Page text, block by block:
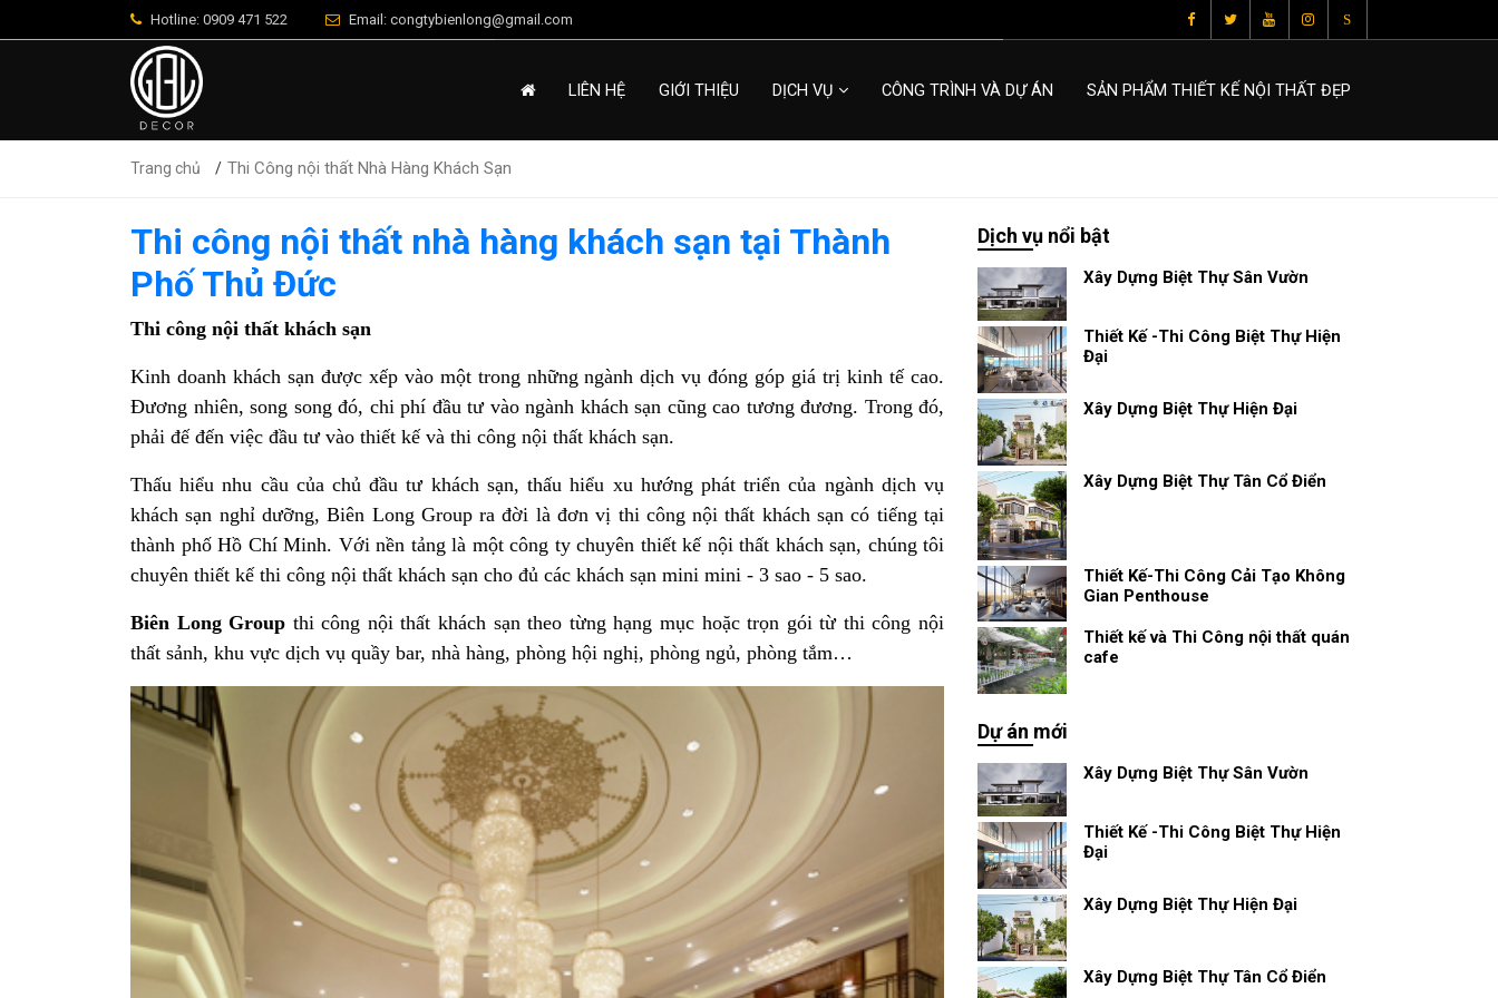
Hotline: 0909 471 522 Email: congtybienlong@gmail.com S
LIÊN HỆ GIỚI THIỆU DỊCH VỤ CÔNG TRÌNH VÀ DỰ ÁN SẢN PHẨM THIẾT KẾ NỘI THẤT ĐẸP
Trang chủ Thi Công nội thất Nhà Hàng Khách Sạn
Thi công nội thất nhà hàng khách sạn tại Thành
Phố Thủ Đức
Thi công nội thất khách sạn
Kinh doanh khách sạn được xếp vào một trong những ngành dịch vụ đóng góp giá trị kinh tế cao.
Đương nhiên, song song đó, chi phí đầu tư vào ngành khách sạn cũng cao tương đương. Trong đó,
phải đế đến việc đầu tư vào thiết kế và thi công nội thất khách sạn.
Thấu hiểu nhu cầu của chủ đầu tư khách sạn, thấu hiểu xu hướng phát triển của ngành dịch vụ
khách sạn nghỉ dưỡng, Biên Long Group ra đời là đơn vị thi công nội thất khách sạn có tiếng tại
thành phố Hồ Chí Minh. Với nền tảng là một công ty chuyên thiết kế nội thất khách sạn, chúng tôi
chuyên thiết kế thi công nội thất khách sạn cho đủ các khách sạn mini mini - 3 sao - 5 sao.
Biên Long Group thi công nội thất khách sạn theo từng hạng mục hoặc trọn gói từ thi công nội
thất sảnh, khu vực dịch vụ quầy bar, nhà hàng, phòng hội nghị, phòng ngủ, phòng tắm…
Dịch vụ nổi bật
Xây Dựng Biệt Thự Sân Vườn
Thiết Kế -Thi Công Biệt Thự Hiện
Đại
Xây Dựng Biệt Thự Hiện Đại
Xây Dựng Biệt Thự Tân Cổ Điển
Thiết Kế-Thi Công Cải Tạo Không
Gian Penthouse
Thiết kế và Thi Công nội thất quán
cafe
Dự án mới
Xây Dựng Biệt Thự Sân Vườn
Thiết Kế -Thi Công Biệt Thự Hiện
Đại
Xây Dựng Biệt Thự Hiện Đại
Xây Dựng Biệt Thự Tân Cổ Điển